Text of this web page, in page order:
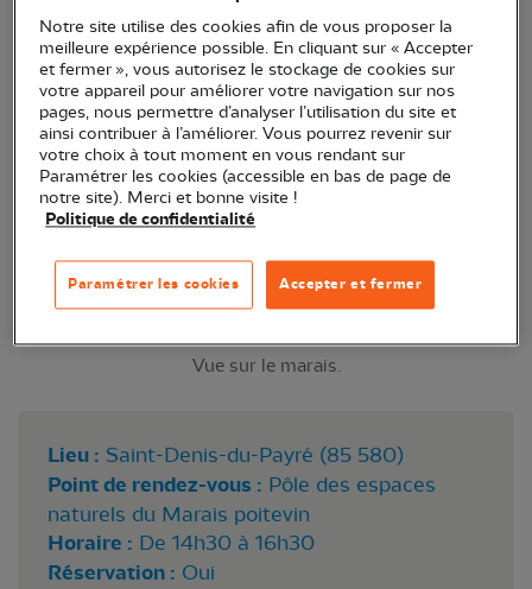
Vue sur le marais.
Lieu : Saint-Denis-du-Payré (85 580)
Point de rendez-vous : Pôle des espaces
naturels du Marais poitevin
Horaire : De 14h30 à 16h30
Réservation : Oui
Notre site utilise des cookies afin de vous proposer la
meilleure expérience possible. En cliquant sur « Accepter
et fermer », vous autorisez le stockage de cookies sur
votre appareil pour améliorer votre navigation sur nos
pages, nous permettre d’analyser l’utilisation du site et
ainsi contribuer à l’améliorer. Vous pourrez revenir sur
votre choix à tout moment en vous rendant sur
Paramétrer les cookies (accessible en bas de page de
notre site). Merci et bonne visite !
Politique de confidentialité
Accepter et fermer
Paramétrer les cookies